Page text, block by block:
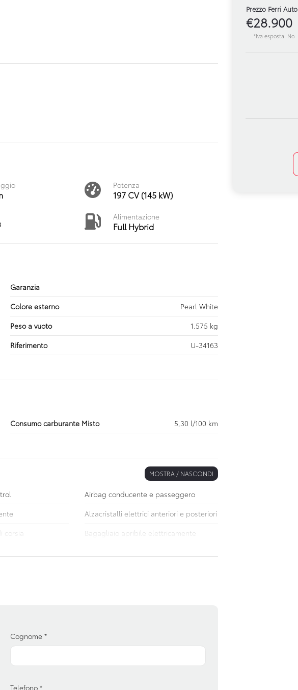
Potenza
197 CV (145 kW)
Alimentazione
Full Hybrid
Garanzia
Colore esterno
Pearl White
Peso a vuoto
1.575 kg
Riferimento U-34163
Consumo carburante Misto 5,30 l/100 km
MOSTRA / NASCONDI
Airbag conducente e passeggero
Alzacristalli elettrici anteriori e posteriori
corsia
Bagagliaio apribile elettricamente
Personalizzazioni linea e stile
stradali
Sedili abbattibili
keyless
Cognome *
Telefono *
Prezzo Ferri Auto
€28.900
*Iva esposta: No